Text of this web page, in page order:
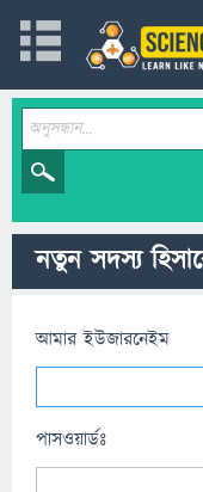
নতুন সদস্য
আমার ইউজারনেইম
পাসওয়ার্ডঃ